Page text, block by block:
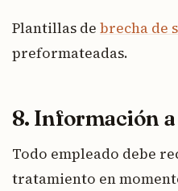
Plantillas de brecha de
preformateadas.
8. Información
Todo empleado debe
tratamiento en